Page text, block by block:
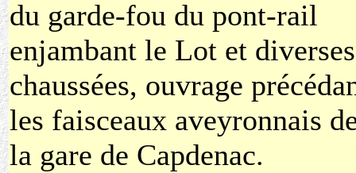
du garde-fou du pont-rail
enjambant le Lot et diverses
chaussées, ouvrage
les faisceaux aveyronnais
la gare de Capdenac.